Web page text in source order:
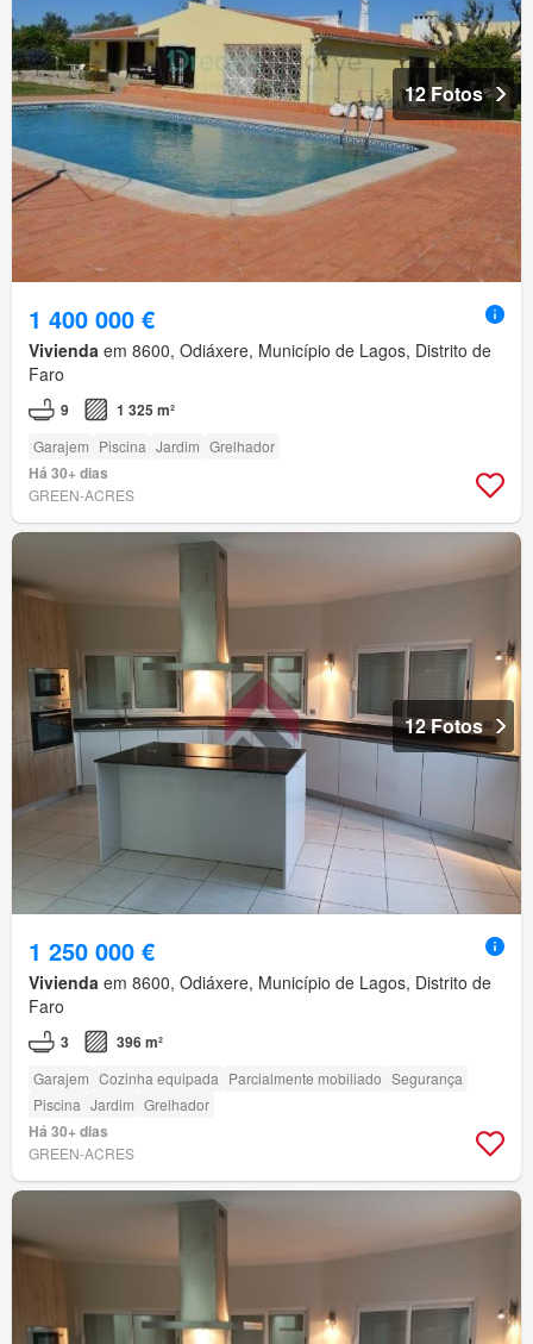
12 Fotos
1 400 000 €
Vivienda em 8600, Odiáxere, Município de Lagos, Distrito de
Faro
9 1 325 m²
Garajem Piscina Jardim Grelhador
Há 30+ dias
GREEN-ACRES
12 Fotos
1 250 000 €
Vivienda em 8600, Odiáxere, Município de Lagos, Distrito de
Faro
3 396 m²
Garajem Cozinha equipada Parcialmente mobiliado Segurança
Piscina Jardim Grelhador
Há 30+ dias
GREEN-ACRES